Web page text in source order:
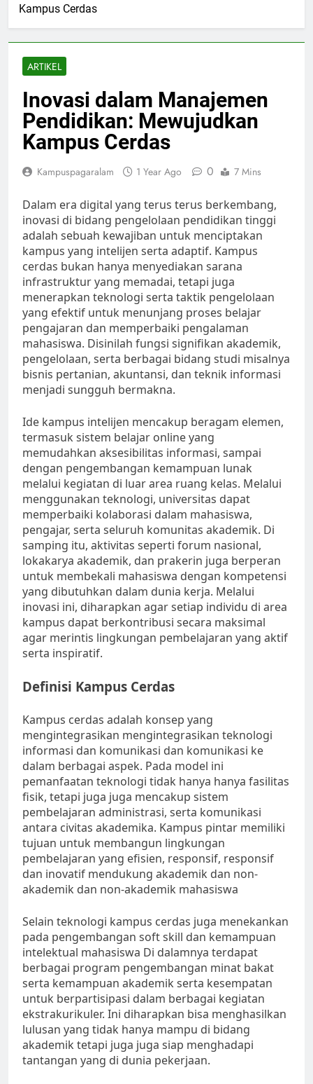
Kampus Cerdas
ARTIKEL
Inovasi dalam Manajemen
Pendidikan: Mewujudkan
Kampus Cerdas
Kampuspagaralam 1 Year Ago 0 7 Mins
Dalam era digital yang terus terus berkembang,
inovasi di bidang pengelolaan pendidikan tinggi
adalah sebuah kewajiban untuk menciptakan
kampus yang intelijen serta adaptif. Kampus
cerdas bukan hanya menyediakan sarana
infrastruktur yang memadai, tetapi juga
menerapkan teknologi serta taktik pengelolaan
yang efektif untuk menunjang proses belajar
pengajaran dan memperbaiki pengalaman
mahasiswa. Disinilah fungsi signifikan akademik,
pengelolaan, serta berbagai bidang studi misalnya
bisnis pertanian, akuntansi, dan teknik informasi
menjadi sungguh bermakna.
Ide kampus intelijen mencakup beragam elemen,
termasuk sistem belajar online yang
memudahkan aksesibilitas informasi, sampai
dengan pengembangan kemampuan lunak
melalui kegiatan di luar area ruang kelas. Melalui
menggunakan teknologi, universitas dapat
memperbaiki kolaborasi dalam mahasiswa,
pengajar, serta seluruh komunitas akademik. Di
samping itu, aktivitas seperti forum nasional,
lokakarya akademik, dan prakerin juga berperan
untuk membekali mahasiswa dengan kompetensi
yang dibutuhkan dalam dunia kerja. Melalui
inovasi ini, diharapkan agar setiap individu di area
kampus dapat berkontribusi secara maksimal
agar merintis lingkungan pembelajaran yang aktif
serta inspiratif.
Definisi Kampus Cerdas
Kampus cerdas adalah konsep yang
mengintegrasikan mengintegrasikan teknologi
informasi dan komunikasi dan komunikasi ke
dalam berbagai aspek. Pada model ini
pemanfaatan teknologi tidak hanya hanya fasilitas
fisik, tetapi juga juga mencakup sistem
pembelajaran administrasi, serta komunikasi
antara civitas akademika. Kampus pintar memiliki
tujuan untuk membangun lingkungan
pembelajaran yang efisien, responsif, responsif
dan inovatif mendukung akademik dan non-
akademik dan non-akademik mahasiswa
Selain teknologi kampus cerdas juga menekankan
pada pengembangan soft skill dan kemampuan
intelektual mahasiswa Di dalamnya terdapat
berbagai program pengembangan minat bakat
serta kemampuan akademik serta kesempatan
untuk berpartisipasi dalam berbagai kegiatan
ekstrakurikuler. Ini diharapkan bisa menghasilkan
lulusan yang tidak hanya mampu di bidang
akademik tetapi juga juga siap menghadapi
tantangan yang di dunia pekerjaan.